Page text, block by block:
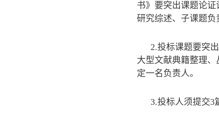
书》要突出课题论
研究综述、子课题
2.投标课题要突
大型文献典籍整理
定一名负责人。
3.投标人须提交3